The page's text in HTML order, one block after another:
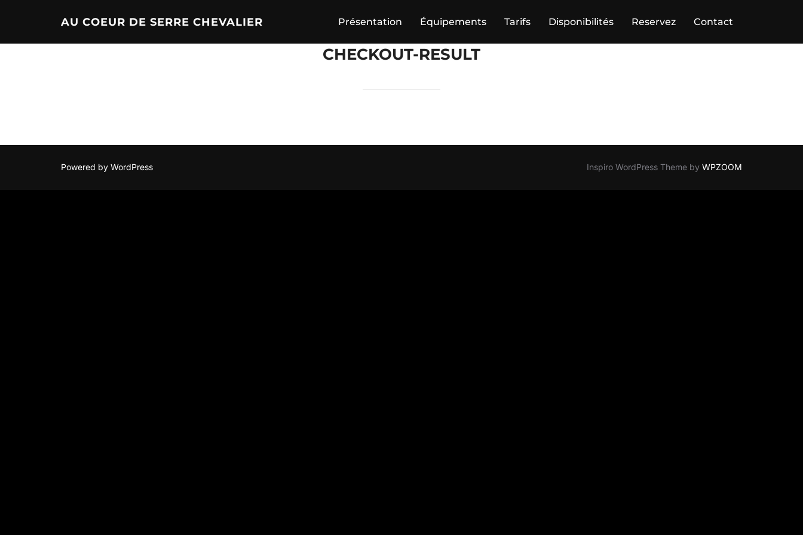
contenu
AU COEUR DE SERRE CHEVALIER Présentation Équipements Tarifs Disponibilités Reservez Contact
CHECKOUT-RESULT
Powered by WordPress Inspiro WordPress Theme by WPZOOM